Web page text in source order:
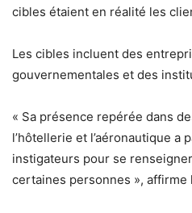
cibles étaient en réalité les
Les cibles incluent des
gouvernementales et des
« Sa présence repérée dans
l’hôtellerie et l’aéronautique a
instigateurs pour se
certaines personnes », affirme